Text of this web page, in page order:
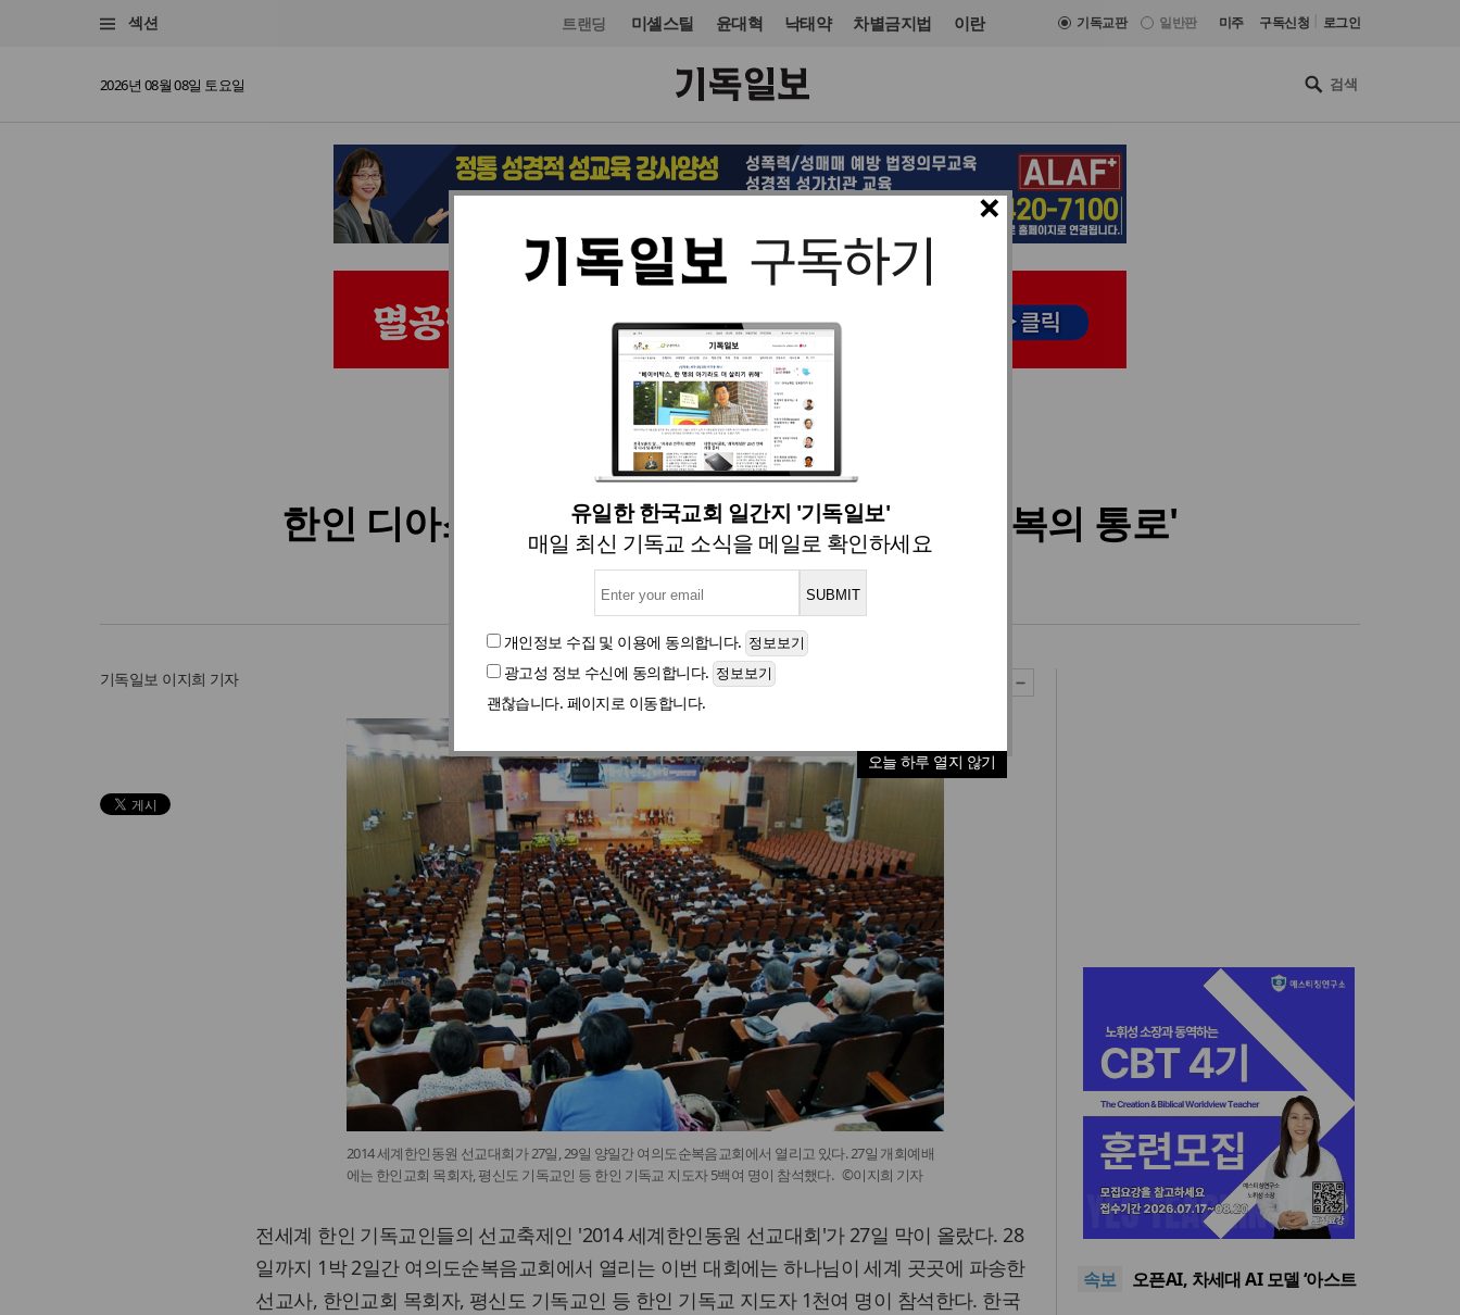
섹션 트랜딩 미셸스틸 윤대혁 낙태약 차별금지법 이란 기독교판 일반판 미주 구독신청 로그인
2026년 08월 08일 토요일
×
유일한 한국교회 일간지 '기독일보'
매일 최신 기독교 소식을 메일로 확인하세요
개인정보 수집 및 이용에 동의합니다.
광고성 정보 수신에 동의합니다.
괜찮습니다. 페이지로 이동합니다.
오늘 하루 열지 않기
선교 입력 2014. 05. 28 06:59
한인 디아스포라는 한국교회와 선교 위한 '축복의 통로'
2014 세계한인동원 선교대회 27~28일 열려
기독일보 이지희 기자
2014 세계한인동원 선교대회가 27일, 29일 양일간 여의도순복음교회에서 열리고 있다. 27일 개회예배
에는 한인교회 목회자, 평신도 기독교인 등 한인 기독교 지도자 5백여 명이 참석했다. ©이지희 기자
전세계 한인 기독교인들의 선교축제인 '2014 세계한인동원 선교대회'가 27일 막이 올랐다. 28
일까지 1박 2일간 여의도순복음교회에서 열리는 이번 대회에는 하나님이 세계 곳곳에 파송한
선교사, 한인교회 목회자, 평신도 기독교인 등 한인 기독교 지도자 1천여 명이 참석한다. 한국
속보
기감 이대위, 감신대 도서관에
퀴어서적 ‘별도 부스’ 마련 조치
2026년 상반기 탈북민 입국 63
소
라’ 일부 활동 중단… “중대한 사
김병기 의원직 제명 요구 국민